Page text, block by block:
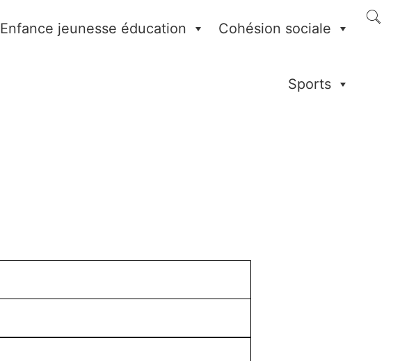
Enfance jeunesse éducation Cohésion sociale
Sports